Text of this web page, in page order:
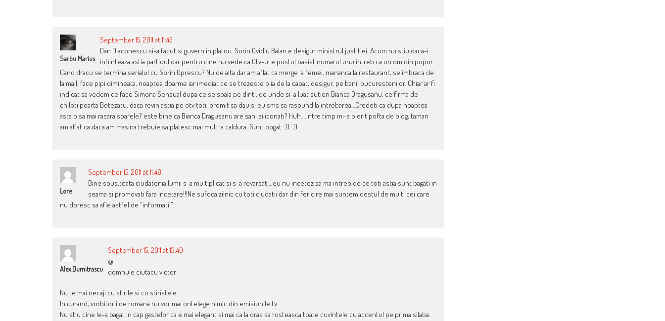
Sarbu Marius
September 15, 2011 at 11:43
Dan Diaconescu si-a facut si guvern in platou. Sorin Ovidiu Balan e desigur ministrul justitiei. Acum nu stiu daca-i
infiinteaza astia partidul dar pentru cine nu vede ca Otv-ul e postul basist numarul unu intreb ca un om din popor.
Cand dracu se termina serialul cu Sorin Oprescu? Nu de alta dar am aflat ca merge la femei, mananca la restaurant, se imbraca de
la mall, face pipi dimineata, noaptea doarme iar imediat ce se trezeste o ia de la capat, desigur, pe banii bucurestenilor. Chiar ar fi
indicat sa vedem ce face Simona Sensual dupa ce se spala pe dinti, de unde si-a luat sutien Bianca Dragusanu, ce firma de
chiloti poarta Botezatu, daca revin astia pe otv toti, promit sa dau si eu sms sa raspund la intrebarea…Credeti ca dupa noaptea
asta o sa mai rasara soarele? este bine ca Bianca Dragusanu are sani siliconati? Huh….intre timp mi-a pierit pofta de blog, taman
am aflat ca daca am masina trebuie sa platesc mai mult la caldura. Sunt bogat :)) :))
Lore
September 15, 2011 at 11:48
Bine spus,toata ciudatenia lumii s-a multiplicat si s-a revarsat….eu nu incetez sa ma intreb de ce toti astia sunt bagati in
seama si promovati fara incetare!!!Ne sufoca zilnic cu toti ciudatii dar din fericire mai suntem destul de multi cei care
nu doresc sa afle astfel de “informatii”.
Alex.dumitrascu
September 15, 2011 at 13:40
@
domnule ciutacu victor
Nu te mai necaji cu stirile si cu stiristele.
In curand, vorbitorii de romana nu vor mai ontelege nimic din emisiunile tv
Nu stiu cine le-a bagat in cap gastelor ca e mai elegant si mai ca la oras sa rosteasca toate cuvintele cu accentul pe prima silaba.